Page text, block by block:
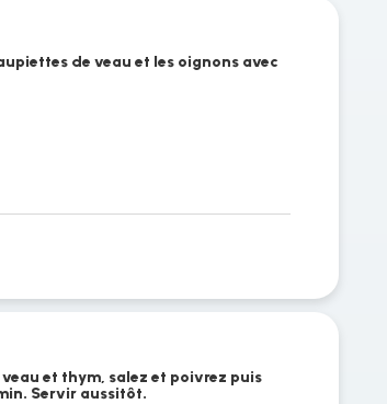
de veau et les oignons avec
et thym, salez et poivrez puis
Servir aussitôt.